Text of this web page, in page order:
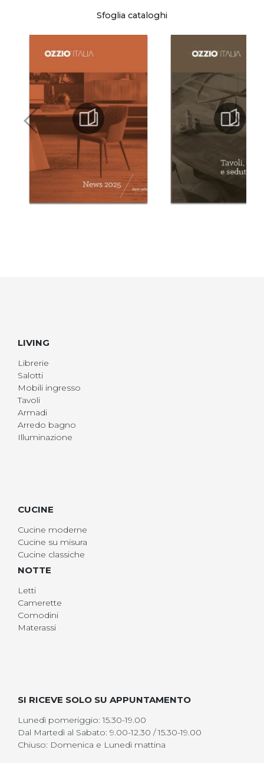
Sfoglia cataloghi
LIVING
Librerie
Salotti
Mobili ingresso
Tavoli
Armadi
Arredo bagno
Illuminazione
CUCINE
Cucine moderne
Cucine su misura
Cucine classiche
NOTTE
Letti
Camerette
Comodini
Materassi
SI RICEVE SOLO SU APPUNTAMENTO
Lunedì pomeriggio: 15.30-19.00
Dal Martedì al Sabato: 9.00-12.30 / 15.30-19.00
Chiuso: Domenica e Lunedì mattina